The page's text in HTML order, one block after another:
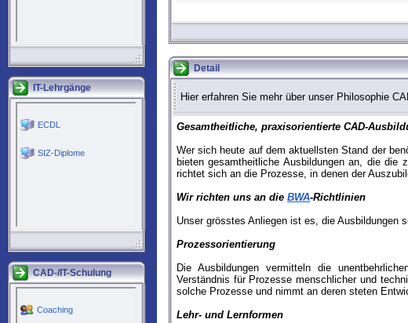
IT-Lehrgänge
CAD-/IT-Schulung
Detail
Hier erfahren Sie mehr über unser Philosophie
Gesamtheitliche, praxisorientierte CAD-
Wer sich heute auf dem aktuellsten Stand der
bieten gesamtheitliche Ausbildungen an, die die
richtet sich an die Prozesse, in denen der
Wir richten uns an die BWA-Richtlinien
Unser grösstes Anliegen ist es, die Ausbildungen
Prozessorientierung
Die Ausbildungen vermitteln die
Verständnis für Prozesse menschlicher und
solche Prozesse und nimmt an deren steten
Lehr- und Lernformen